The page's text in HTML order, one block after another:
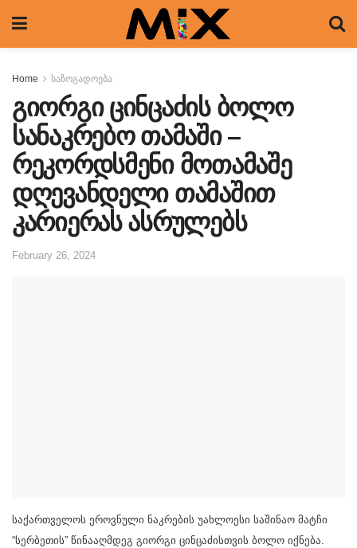
Home საზოგადოება
გიორგი ცინცაძის ბოლო
სანაკრებო თამაში –
რეკორდსმენი მოთამაშე
დღევანდელი თამაშით
კარიერას ასრულებს
February 26, 2024
საქართველოს ეროვნული ნაკრების უახლოესი საშინაო მატჩი
“სერბეთის” წინააღმდეგ გიორგი ცინცაძისთვის ბოლო იქნება.